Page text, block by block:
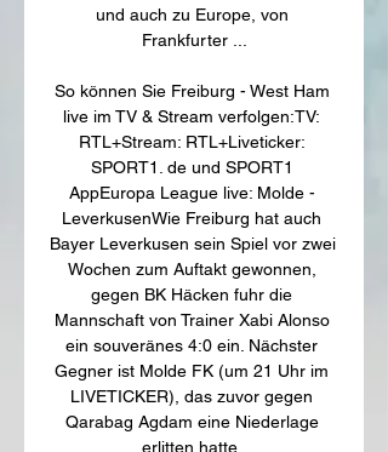
und auch zu Europe, von
Frankfurter ...
So können Sie Freiburg - West Ham
live im TV & Stream verfolgen:TV:
RTL+Stream: RTL+Liveticker:
SPORT1. de und SPORT1
AppEuropa League live: Molde -
LeverkusenWie Freiburg hat auch
Bayer Leverkusen sein Spiel vor zwei
Wochen zum Auftakt gewonnen,
gegen BK Häcken fuhr die
Mannschaft von Trainer Xabi Alonso
ein souveränes 4:0 ein. Nächster
Gegner ist Molde FK (um 21 Uhr im
LIVETICKER), das zuvor gegen
Qarabag Agdam eine Niederlage
erlitten hatte.